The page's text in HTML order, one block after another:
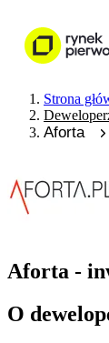
Strona
Aforta
Aforta -
O